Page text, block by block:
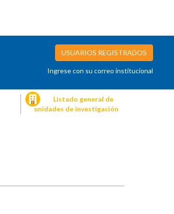
USUARIOS REGISTRADOS
Ingrese con su correo institucional
Listado general de
unidades de investigación